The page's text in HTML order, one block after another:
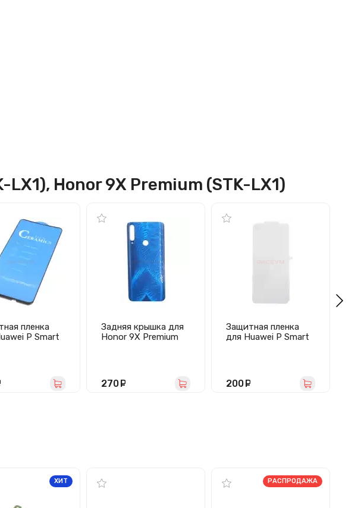
Honor 9X Premium (STK-LX1)
пленка
P Smart
силикон)
Задняя крышка для
Honor 9X Premium
270
Защитная пленка
для Huawei P Smart
200
ХИТ РАСПРОДАЖА